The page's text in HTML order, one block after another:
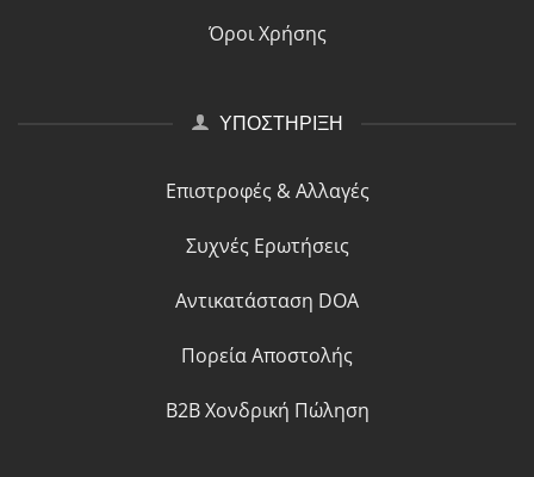
Όροι Χρήσης
ΥΠΟΣΤΗΡΙΞΗ
Επιστροφές & Αλλαγές
Συχνές Ερωτήσεις
Αντικατάσταση DOA
Πορεία Αποστολής
B2B Χονδρική Πώληση